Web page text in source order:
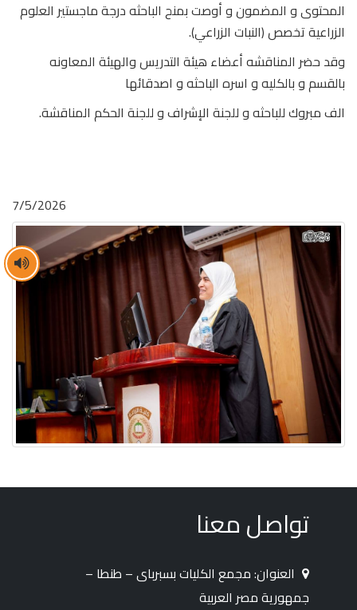
المحتوى و المضمون و أوصت بمنح الباحثه درجة ماجستير العلوم
الزراعية تخصص (النبات الزراعي).
وقد حضر المناقشه أعضاء هيئة التدريس والهيئة المعاونه
بالقسم و بالكليه و اسره الباحثه و اصدقائها
الف مبروك للباحثه و للجنة الإشراف و للجنة الحكم المناقشة.
7/5/2026
تواصل معنا
العنوان: مجمع الكليات بسبرباى – طنطا –
جمهورية مصر العربية